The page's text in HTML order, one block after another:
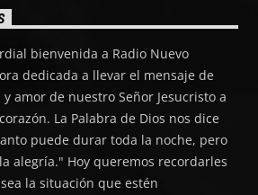
bienvenida a Radio Nuevo
dedicada a llevar el mensaje de
amor de nuestro Señor Jesucristo a
La Palabra de Dios nos dice
puede durar toda la noche, pero
alegría." Hoy queremos recordarles
la situación que estén